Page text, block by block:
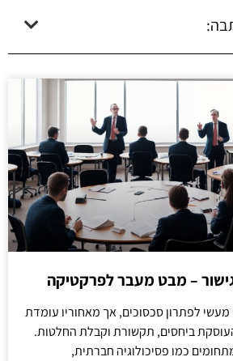
– מבט מעבר לפרקטיקה
מעשי לפתרון סכסוכים, אך מאחוריו עומדת
ביחסים, תקשורת וקבלת החלטות.
כמו פסיכולוגיה חברתית,